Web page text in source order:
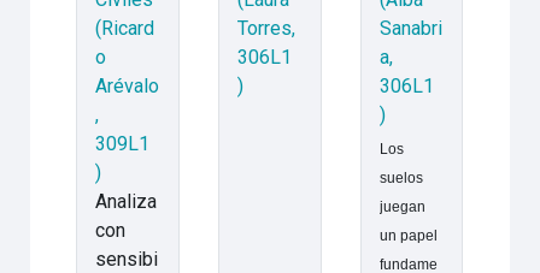
(Ricard
o
Arévalo
,
309L1
)
Analiza
con
sensibi
Torres,
306L1
)
Sanabri
a,
306L1
)
Los
suelos
juegan
un papel
fundame